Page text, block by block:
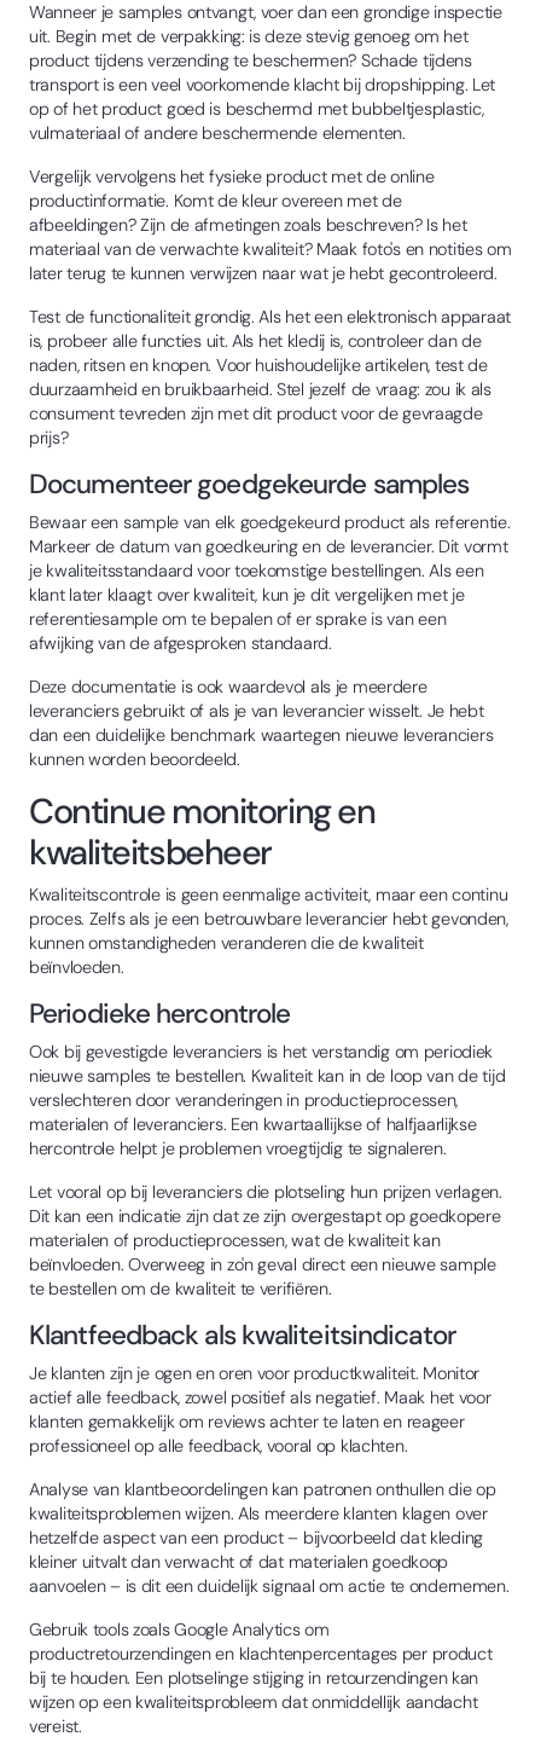
Wanneer je samples ontvangt, voer dan een grondige inspectie
uit. Begin met de verpakking: is deze stevig genoeg om het
product tijdens verzending te beschermen? Schade tijdens
transport is een veel voorkomende klacht bij dropshipping. Let
op of het product goed is beschermd met bubbeltjesplastic,
vulmateriaal of andere beschermende elementen.
Vergelijk vervolgens het fysieke product met de online
productinformatie. Komt de kleur overeen met de
afbeeldingen? Zijn de afmetingen zoals beschreven? Is het
materiaal van de verwachte kwaliteit? Maak foto's en notities om
later terug te kunnen verwijzen naar wat je hebt gecontroleerd.
Test de functionaliteit grondig. Als het een elektronisch apparaat
is, probeer alle functies uit. Als het kledij is, controleer dan de
naden, ritsen en knopen. Voor huishoudelijke artikelen, test de
duurzaamheid en bruikbaarheid. Stel jezelf de vraag: zou ik als
consument tevreden zijn met dit product voor de gevraagde
prijs?
Documenteer goedgekeurde samples
Bewaar een sample van elk goedgekeurd product als referentie.
Markeer de datum van goedkeuring en de leverancier. Dit vormt
je kwaliteitsstandaard voor toekomstige bestellingen. Als een
klant later klaagt over kwaliteit, kun je dit vergelijken met je
referentiesample om te bepalen of er sprake is van een
afwijking van de afgesproken standaard.
Deze documentatie is ook waardevol als je meerdere
leveranciers gebruikt of als je van leverancier wisselt. Je hebt
dan een duidelijke benchmark waartegen nieuwe leveranciers
kunnen worden beoordeeld.
Continue monitoring en
kwaliteitsbeheer
Kwaliteitscontrole is geen eenmalige activiteit, maar een continu
proces. Zelfs als je een betrouwbare leverancier hebt gevonden,
kunnen omstandigheden veranderen die de kwaliteit
beïnvloeden.
Periodieke hercontrole
Ook bij gevestigde leveranciers is het verstandig om periodiek
nieuwe samples te bestellen. Kwaliteit kan in de loop van de tijd
verslechteren door veranderingen in productieprocessen,
materialen of leveranciers. Een kwartaallijkse of halfjaarlijkse
hercontrole helpt je problemen vroegtijdig te signaleren.
Let vooral op bij leveranciers die plotseling hun prijzen verlagen.
Dit kan een indicatie zijn dat ze zijn overgestapt op goedkopere
materialen of productieprocessen, wat de kwaliteit kan
beïnvloeden. Overweeg in zo'n geval direct een nieuwe sample
te bestellen om de kwaliteit te verifiëren.
Klantfeedback als kwaliteitsindicator
Je klanten zijn je ogen en oren voor productkwaliteit. Monitor
actief alle feedback, zowel positief als negatief. Maak het voor
klanten gemakkelijk om reviews achter te laten en reageer
professioneel op alle feedback, vooral op klachten.
Analyse van klantbeoordelingen kan patronen onthullen die op
kwaliteitsproblemen wijzen. Als meerdere klanten klagen over
hetzelfde aspect van een product – bijvoorbeeld dat kleding
kleiner uitvalt dan verwacht of dat materialen goedkoop
aanvoelen – is dit een duidelijk signaal om actie te ondernemen.
Gebruik tools zoals Google Analytics om
productretourzendingen en klachtenpercentages per product
bij te houden. Een plotselinge stijging in retourzendingen kan
wijzen op een kwaliteitsprobleem dat onmiddellijk aandacht
vereist.